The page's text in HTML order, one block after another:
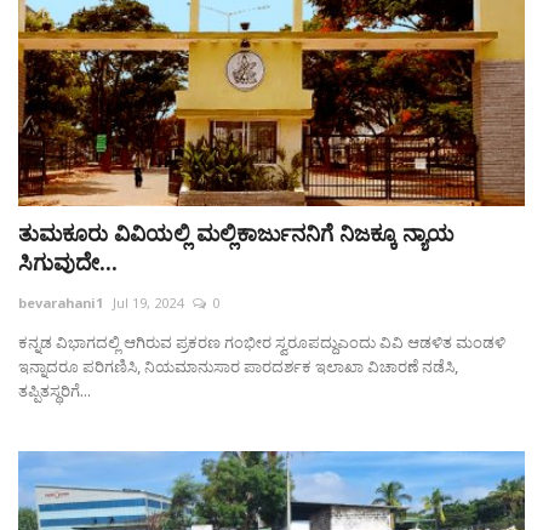
ತುಮಕೂರು ವಿವಿಯಲ್ಲಿ ಮಲ್ಲಿಕಾರ್ಜುನನಿಗೆ ನಿಜಕ್ಕೂ ನ್ಯಾಯ
ಸಿಗುವುದೇ...
bevarahani1 Jul 19, 2024 0
ಕನ್ನಡ ವಿಭಾಗದಲ್ಲಿ ಆಗಿರುವ ಪ್ರಕರಣ ಗಂಭೀರ ಸ್ವರೂಪದ್ದುಎಂದು ವಿವಿ ಆಡಳಿತ ಮಂಡಳಿ
ಇನ್ನಾದರೂ ಪರಿಗಣಿಸಿ, ನಿಯಮಾನುಸಾರ ಪಾರದರ್ಶಕ ಇಲಾಖಾ ವಿಚಾರಣೆ ನಡೆಸಿ,
ತಪ್ಪಿತಸ್ಥರಿಗೆ...